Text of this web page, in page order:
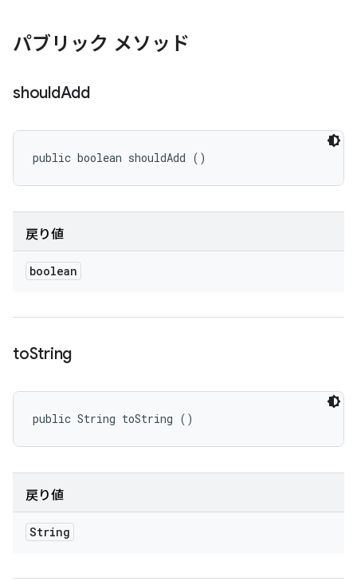
パブリック メソッド
shouldAdd
public boolean shouldAdd ()
戻り値
boolean
toString
public String toString ()
戻り値
String